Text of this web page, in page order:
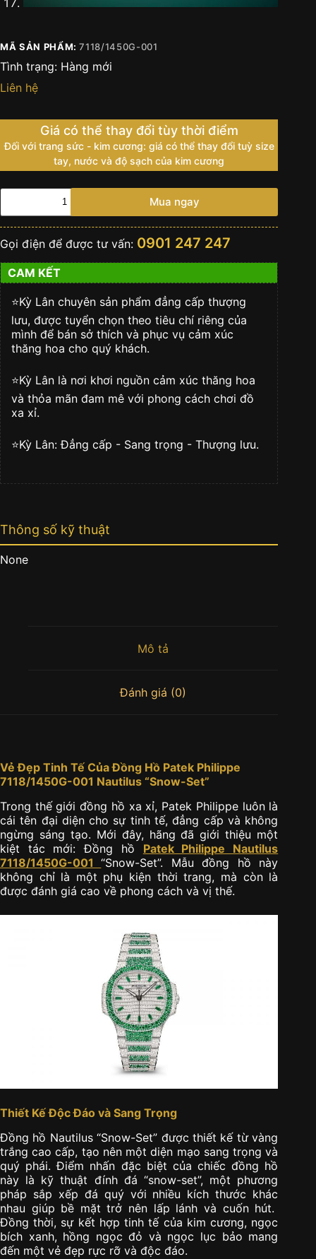
MÃ SẢN PHẨM:7118/1450G-001
Tình trạng: Hàng mới
Liên hệ
Giá có thể thay đổi tùy thời điểm
Đối với trang sức - kim cương: giá có thể thay đổi tuỳ size
tay, nước và độ sạch của kim cương
Đồng
Patek
7118/1450G-
001
Nautilus
"Snow-
Set"
số
lượng
Mua ngay
Gọi điện để được tư vấn: 0901 247 247
CAM KẾT
⭐️Kỳ Lân chuyên sản phẩm đẳng cấp thượng
lưu, được tuyển chọn theo tiêu chí riêng của
mình để bán sở thích và phục vụ cảm xúc
thăng hoa cho quý khách.
⭐️Kỳ Lân là nơi khơi nguồn cảm xúc thăng hoa
và thỏa mãn đam mê với phong cách chơi đồ
xa xỉ.
⭐️Kỳ Lân: Đẳng cấp - Sang trọng - Thượng lưu.
Thông số kỹ thuật
None
Mô tả
Đánh giá (0)
Vẻ Đẹp Tinh Tế Của Đồng Hồ Patek Philippe
7118/1450G-001 Nautilus “Snow-Set”
Trong thế giới đồng hồ xa xỉ, Patek Philippe luôn là
cái tên đại diện cho sự tinh tế, đẳng cấp và không
ngừng sáng tạo. Mới đây, hãng đã giới thiệu một
kiệt tác mới: Đồng hồ Patek Philippe Nautilus
7118/1450G-001“Snow-Set”. Mẫu đồng hồ này
không chỉ là một phụ kiện thời trang, mà còn là
được đánh giá cao về phong cách và vị thế.
Thiết Kế Độc Đáo và Sang Trọng
Đồng hồ Nautilus “Snow-Set” được thiết kế từ vàng
trắng cao cấp, tạo nên một diện mạo sang trọng và
quý phái. Điểm nhấn đặc biệt của chiếc đồng hồ
này là kỹ thuật đính đá “snow-set”, một phương
pháp sắp xếp đá quý với nhiều kích thước khác
nhau giúp bề mặt trở nên lấp lánh và cuốn hút.
Đồng thời, sự kết hợp tinh tế của kim cương, ngọc
bích xanh, hồng ngọc đỏ và ngọc lục bảo mang
đến một vẻ đẹp rực rỡ và độc đáo.